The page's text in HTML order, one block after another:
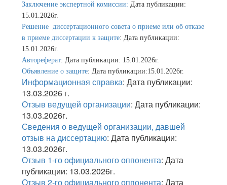
Заключение экспертной комиссии: Дата публикации:
15.01.2026г.
Решение диссертационного совета о приеме или об отказе
в приеме диссертации к защите: Дата публикации:
15.01.2026г.
Автореферат: Дата публикации: 15.01.2026г.
Объявление о защите: Дата публикации:15.01.2026г.
Информационная справка: Дата публикации:
13.03.2026 г.
Отзыв ведущей организации: Дата публикации:
13.03.2026г.
Сведения о ведущей организации, давшей
отзыв на диссертацию: Дата публикации:
13.03.2026г.
Отзыв 1-го официального оппонента: Дата
публикации: 13.03.2026г.
Отзыв 2-го официального оппонента: Дата